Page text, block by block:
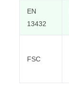
EN
13432
FSC